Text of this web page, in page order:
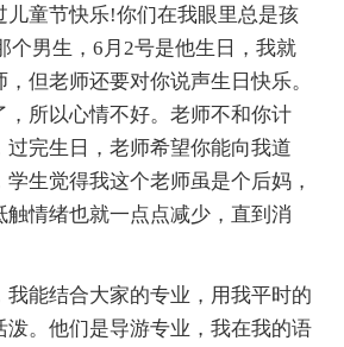
儿童节快乐!你们在我眼里总是孩
个男生，6月2号是他生日，我就
但老师还要对你说声生日快乐。
，所以心情不好。老师不和你计
过完生日，老师希望你能向我道
生觉得我这个老师虽是个后妈，
触情绪也就一点点减少，直到消
能结合大家的专业，用我平时的
泼。他们是导游专业，我在我的语